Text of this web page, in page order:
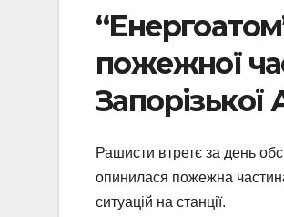
пожежної
Запорізької
Рашисти втретє за день
опинилася пожежна
ситуацій на станції.